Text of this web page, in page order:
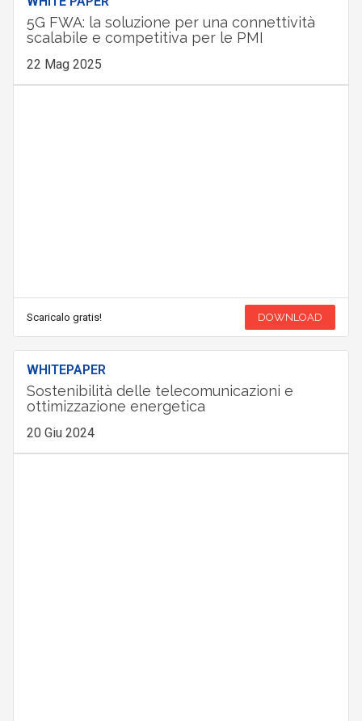
5G FWA: la soluzione per una connettività
scalabile e competitiva per le PMI
22 Mag 2025
Scaricalo gratis! DOWNLOAD
WHITEPAPER
Sostenibilità delle telecomunicazioni e
ottimizzazione energetica
20 Giu 2024